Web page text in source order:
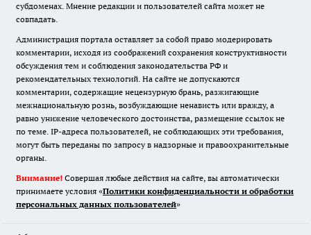
субдоменах. Мнение редакции и пользователей сайта может не
совпадать.
Администрация портала оставляет за собой право модерировать
комментарии, исходя из соображений сохранения конструктивности
обсуждения тем и соблюдения законодательства РФ и
рекомендательных технологий. На сайте не допускаются
комментарии, содержащие нецензурную брань, разжигающие
межнациональную рознь, возбуждающие ненависть или вражду, а
равно унижение человеческого достоинства, размещение ссылок не
по теме. IP-адреса пользователей, не соблюдающих эти требования,
могут быть переданы по запросу в надзорные и правоохранительные
органы.
Внимание! Совершая любые действия на сайте, вы автоматически
принимаете условия «Политики конфиденциальности и обработки
персональных данных пользователей»